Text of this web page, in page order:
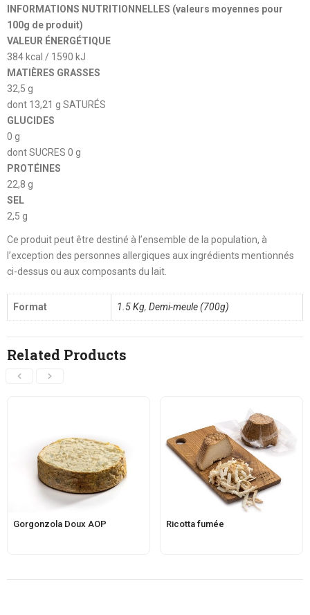
INFORMATIONS NUTRITIONNELLES (valeurs moyennes pour
100g de produit)
VALEUR ÉNERGÉTIQUE
384 kcal / 1590 kJ
MATIÈRES GRASSES
32,5 g
dont 13,21 g SATURÉS
GLUCIDES
0 g
dont SUCRES 0 g
PROTÉINES
22,8 g
SEL
2,5 g
Ce produit peut être destiné à l’ensemble de la population, à
l’exception des personnes allergiques aux ingrédients mentionnés
ci-dessus ou aux composants du lait.
Format 1.5 Kg, Demi-meule (700g)
Related Products
Gorgonzola Doux AOP Ricotta fumée